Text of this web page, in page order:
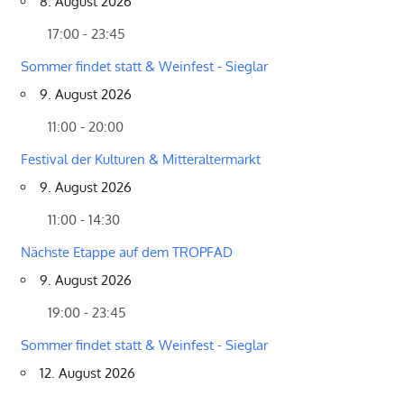
17:00 - 23:45
Sommer findet statt & Weinfest - Sieglar
9. August 2026
11:00 - 20:00
Festival der Kulturen & Mitteraltermarkt
9. August 2026
11:00 - 14:30
Nächste Etappe auf dem TROPFAD
9. August 2026
19:00 - 23:45
Sommer findet statt & Weinfest - Sieglar
12. August 2026